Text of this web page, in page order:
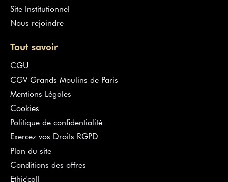
Site Institutionnel
Nous rejoindre
Tout savoir
CGU
CGV Grands Moulins de Paris
Mentions Légales
Cookies
Politique de confidentialité
Exercez vos Droits RGPD
Plan du site
Conditions des offres
Ethic'call